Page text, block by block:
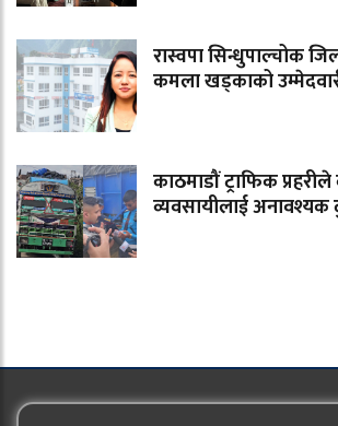
रास्वपा सिन्धुपाल्चोक
कमला खड्काको
काठमाडौं ट्राफिक
व्यवसायीलाई